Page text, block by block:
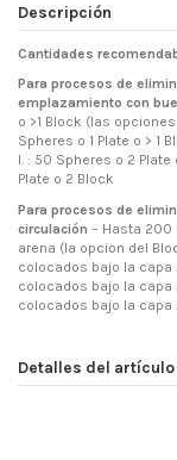
Descripción
Cantidades
Para procesos de
emplazamiento con
o >1 Block (las
Spheres o 1 Plate o > 1
l. : 50 Spheres o 2
Plate o 2 Block
Para procesos de
circulación – Hasta 200
arena (la opcion del
colocados bajo la capa
colocados bajo la capa
colocados bajo la capa
Detalles del artículo